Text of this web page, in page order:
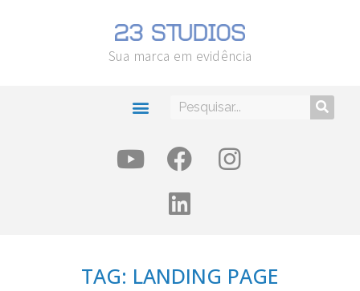
Sua marca em evidência
TAG: LANDING PAGE